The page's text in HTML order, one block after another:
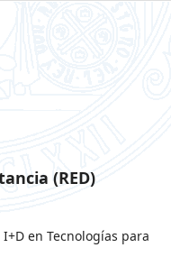
(RED)
en Tecnologías para